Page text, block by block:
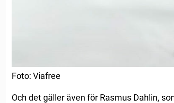
Foto: Viafree
Och det gäller även för Rasmus Dahlin,